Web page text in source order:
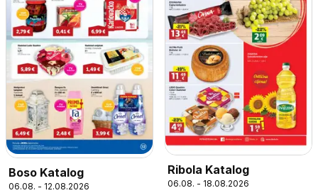
Boso Katalog
06.08. - 12.08.2026
Ribola Katalog
06.08. - 18.08.2026